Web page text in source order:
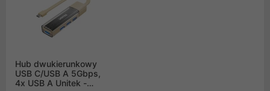
Hub dwukierunkowy
USB C/USB A 5Gbps,
4x USB A Unitek -